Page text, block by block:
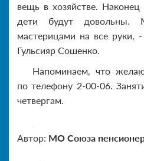
вещь в хозяйстве.
дети будут
мастерицами на все руки,
Гульсияр Сошенко.
Напоминаем, что
по телефону 2-00-06.
четвергам.
Автор: МО Союза